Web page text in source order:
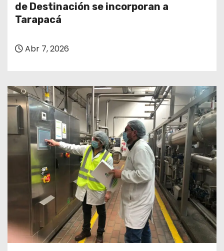
de Destinación se incorporan a
Tarapacá
Abr 7, 2026